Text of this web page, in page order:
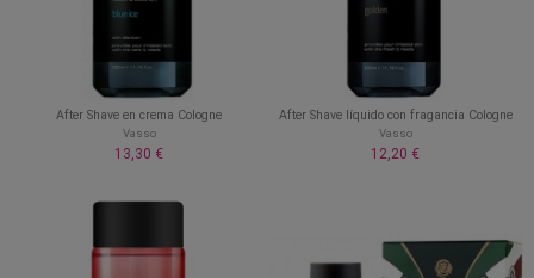
After Shave en crema Cologne
Vasso
13,30 €
After Shave líquido con fragancia Cologne
Vasso
12,20 €